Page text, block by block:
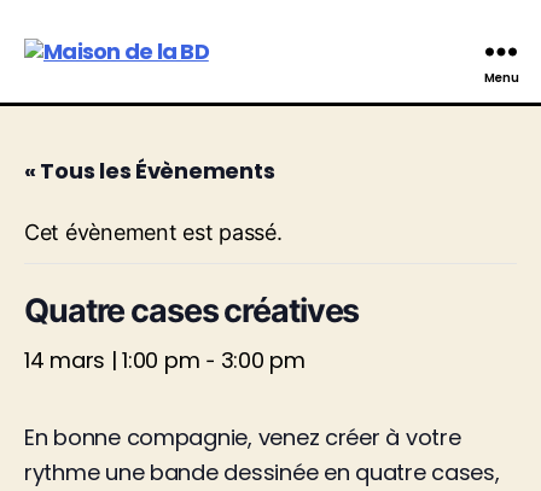
de
Menu
« Tous les Évènements
Cet évènement est passé.
Quatre cases créatives
14 mars | 1:00 pm - 3:00 pm
En bonne compagnie, venez créer à votre
rythme une bande dessinée en quatre cases,